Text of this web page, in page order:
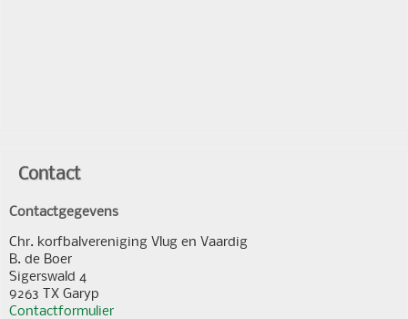
Contact
Contactgegevens
Chr. korfbalvereniging Vlug en Vaardig
B. de Boer
Sigerswald 4
9263 TX Garyp
Contactformulier